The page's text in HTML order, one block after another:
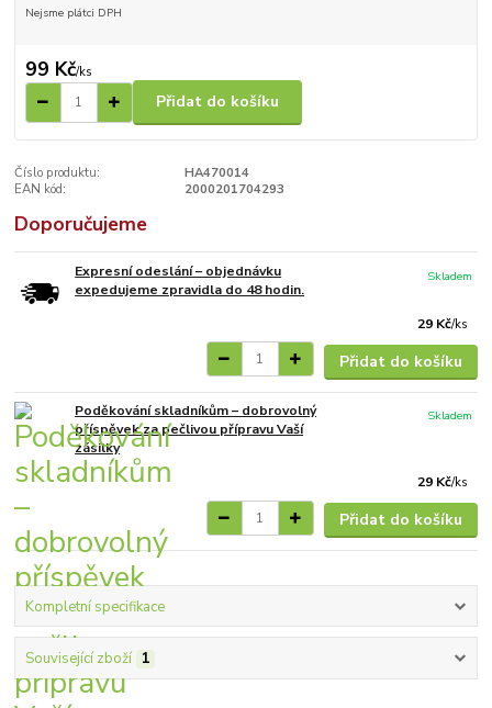
Nejsme plátci DPH
99 Kč/ks
Přidat do košíku
Číslo produktu:
HA470014
EAN kód:
2000201704293
Doporučujeme
Expresní odeslání – objednávku
expedujeme zpravidla do 48 hodin.
29 Kč/ks
Skladem
Přidat do košíku
Poděkování skladníkům – dobrovolný
příspěvek za pečlivou přípravu Vaší
zásilky
29 Kč/ks
Skladem
Přidat do košíku
Kompletní specifikace
Související zboží 1